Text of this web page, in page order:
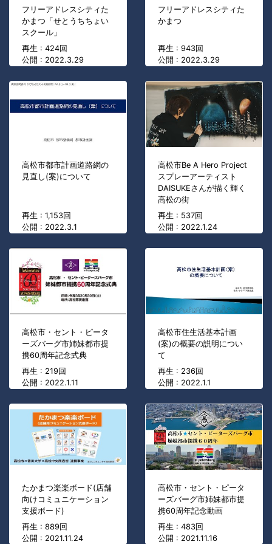
フリーアドレスシティた
かまつ「せとうちちょい
スクール」
再生 : 424回
公開 : 2022.3.29
フリーアドレスシティた
かまつ
再生 : 943回
公開 : 2022.3.29
高松市都市計画道路網の
見直し(案)について
再生 : 1,153回
公開 : 2022.3.1
高松市Be A Hero Project
スプレーアーティスト
DAISUKEさんが描く輝く
高松の街
再生 : 537回
公開 : 2022.1.24
高松市・セント・ピータ
ーズバーグ市姉妹都市提
携60周年記念式典
再生 : 219回
公開 : 2022.1.11
高松市住生活基本計画
(案)の概要の説明につい
て
再生 : 236回
公開 : 2022.1.1
たかまつ楽楽ボード(店舗
向けコミュニケーション
支援ボード)
再生 : 889回
公開 : 2021.11.24
高松市・セント・ピータ
ーズバーグ市姉妹都市提
携60周年記念動画
再生 : 483回
公開 : 2021.11.16